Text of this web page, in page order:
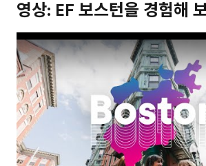
영상: EF 보스턴을 경험해
Play